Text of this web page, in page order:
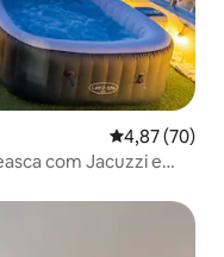
4,87 de uma
4,87 (70)
com Jacuzzi e